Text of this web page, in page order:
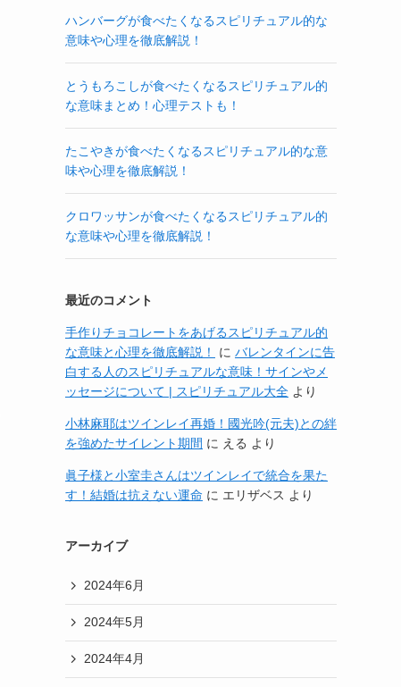
ハンバーグが食べたくなるスピリチュアル的な
意味や心理を徹底解説！
とうもろこしが食べたくなるスピリチュアル的
な意味まとめ！心理テストも！
たこやきが食べたくなるスピリチュアル的な意
味や心理を徹底解説！
クロワッサンが食べたくなるスピリチュアル的
な意味や心理を徹底解説！
最近のコメント
手作りチョコレートをあげるスピリチュアル的
な意味と心理を徹底解説！
に バレンタインに告
白する人のスピリチュアルな意味！サインやメ
ッセージについて | スピリチュアル大全 より
小林麻耶はツインレイ再婚！國光吟(元夫)との絆
を強めたサイレント期間 に える より
眞子様と小室圭さんはツインレイで統合を果た
す！結婚は抗えない運命 に エリザベス より
アーカイブ
2024年6月
2024年5月
2024年4月